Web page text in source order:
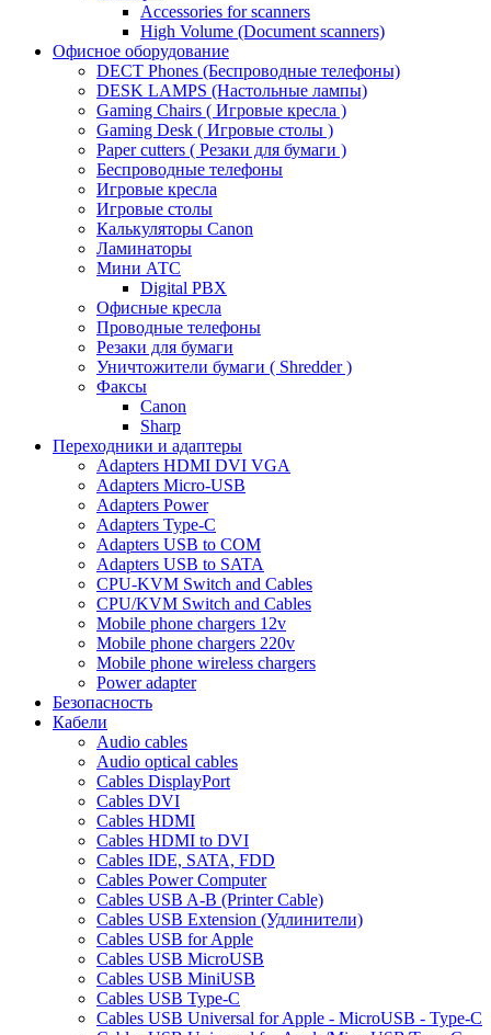
Accessories for scanners
High Volume (Document scanners)
Офисное оборудование
DECT Phones (Беспроводные телефоны)
DESK LAMPS (Настольные лампы)
Gaming Chairs ( Игровые кресла )
Gaming Desk ( Игровые столы )
Paper cutters ( Резаки для бумаги )
Беспроводные телефоны
Игровые кресла
Игровые столы
Калькуляторы Canon
Ламинаторы
Мини АТС
Digital PBX
Офисные кресла
Проводные телефоны
Резаки для бумаги
Уничтожители бумаги ( Shredder )
Факсы
Canon
Sharp
Переходники и адаптеры
Adapters HDMI DVI VGA
Adapters Micro-USB
Adapters Power
Adapters Type-C
Adapters USB to COM
Adapters USB to SATA
CPU-KVM Switch and Cables
CPU/KVM Switch and Cables
Mobile phone chargers 12v
Mobile phone chargers 220v
Mobile phone wireless chargers
Power adapter
Безопасность
Кабели
Audio cables
Audio optical cables
Cables DisplayPort
Cables DVI
Cables HDMI
Cables HDMI to DVI
Cables IDE, SATA, FDD
Cables Power Computer
Cables USB A-B (Printer Cable)
Cables USB Extension (Удлинители)
Cables USB for Apple
Cables USB MicroUSB
Cables USB MiniUSB
Cables USB Type-C
Cables USB Universal for Apple - MicroUSB - Type-C